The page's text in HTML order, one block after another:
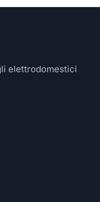
elettrodomestici